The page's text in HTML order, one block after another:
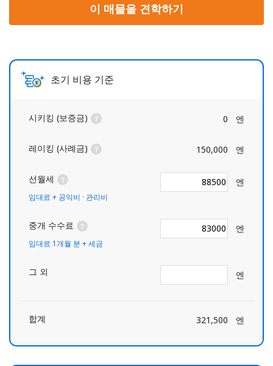
이 매물을 견학하기
초기 비용 기준
시키킹 (보증금) 0 엔
레이킹 (사례금) 150,000 엔
선월세 엔
임대료 + 공익비 · 관리비
중개 수수료 엔
임대료 1개월 분 + 세금
그 외 엔
합계 321,500 엔